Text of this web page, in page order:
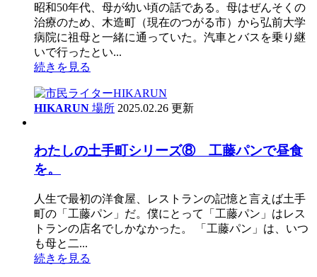
昭和50年代、母が幼い頃の話である。母はぜんそくの
治療のため、木造町（現在のつがる市）から弘前大学
病院に祖母と一緒に通っていた。汽車とバスを乗り継
いで行ったとい...
続きを見る
HIKARUN 場所 2025.02.26 更新
わたしの土手町シリーズ⑧ 工藤パンで昼食
を。
人生で最初の洋食屋、レストランの記憶と言えば土手
町の「工藤パン」だ。僕にとって「工藤パン」はレス
トランの店名でしかなかった。 「工藤パン」は、いつ
も母と二...
続きを見る